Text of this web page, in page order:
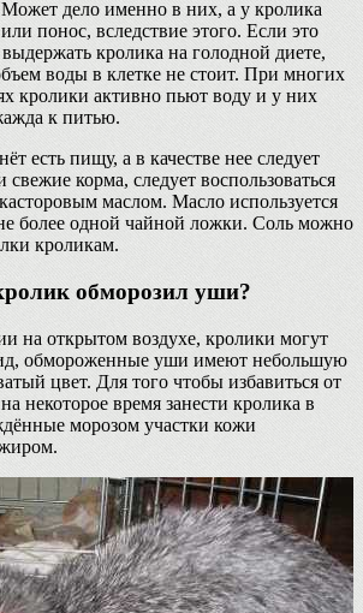
дело именно в них, а у кролика
понос, вследствие этого. Если это
кролика на голодной диете,
воды в клетке не стоит. При многих
кролики активно пьют воду и у них
к питью.
есть пищу, а в качестве нее следует
свежие корма, следует воспользоваться
маслом. Масло используется
более одной чайной ложки. Соль можно
кроликам.
обморозил уши?
на открытом воздухе, кролики могут
обмороженные уши имеют небольшую
цвет. Для того чтобы избавиться от
некоторое время занести кролика в
морозом участки кожи